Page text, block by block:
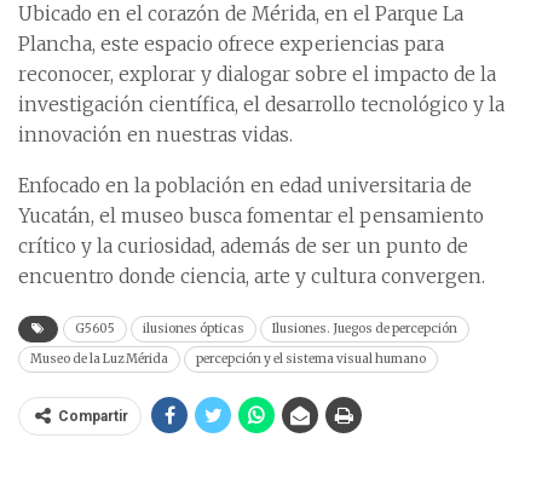
Ubicado en el corazón de Mérida, en el Parque La
Plancha, este espacio ofrece experiencias para
reconocer, explorar y dialogar sobre el impacto de la
investigación científica, el desarrollo tecnológico y la
innovación en nuestras vidas.
Enfocado en la población en edad universitaria de
Yucatán, el museo busca fomentar el pensamiento
crítico y la curiosidad, además de ser un punto de
encuentro donde ciencia, arte y cultura convergen.
G5605 ilusiones ópticas
Ilusiones. Juegos de percepción
Museo de la Luz Mérida
percepción y el sistema visual humano
Compartir